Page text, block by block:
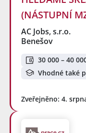
(NÁSTUPNÍ
AC Jobs, s.r.o.
Benešov
30 000 – 40
Vhodné také
Zveřejněno: 4.